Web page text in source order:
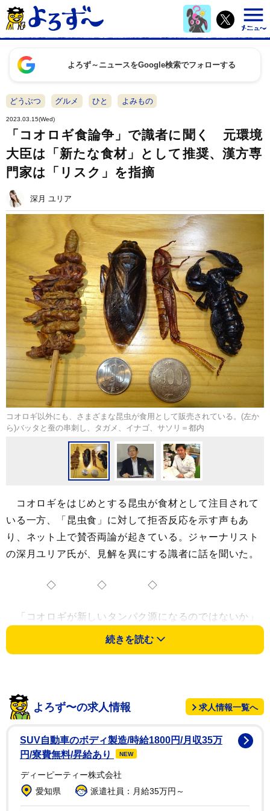
よろず～ニュースをGoogle検索でフォローする
どうぶつ グルメ ひと よみもの
2023.03.15(Wed)
「コオロギ食論争」で識者に聞く 元環境
大臣は「新たな食材」として推奨、漢方専
門家は「リスク」を指摘
深月 ユリア
コオロギ以外にも、さまざまな昆虫が食用として販売されている。(左か
ら)バッタと蚕の串刺し、タガメ、イナゴ、サソリ＝都内
コオロギをはじめとする昆虫が食材として注目されて
いる一方、「昆虫食」に対して拒否反応を示す声もあ
り、ネット上で賛否両論が起きている。ジャーナリスト
の深月ユリア氏が、見解を異にする識者に話を聞いた。
◇ ◇ ◇
「コオロギが新しいタンパク源になるのではないか」
と話題になっている。河野太郎デジタル大臣が昨年２月
に徳島県のベンチャー企業のイベントで登壇した際に
企業は増えているという。
元環境大臣の原田義昭氏は筆者の取材に対して、 「コ
オロギに限らず、昆虫食は環境を破壊しにくいです。安
べていないので、『天然の食材』になり得るのではない
でしょうか。途上国では既に流通しています。先進国で
続きを読む
よろず〜の求人情報 求人情報一覧へ
SUV自動車のボディ製造/時給1800円/月収35万
円/寮費無料/昇給あり
NEW
ディーピーティー株式会社
愛知県
派遣社員：月給35万円～